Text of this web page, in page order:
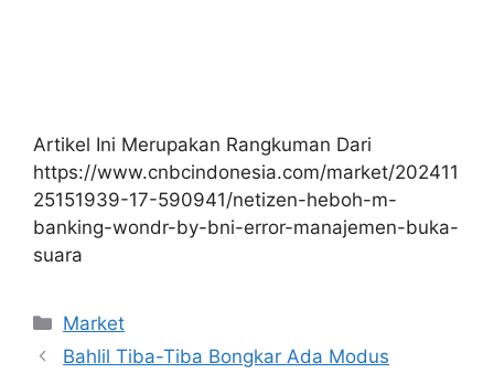
Artikel Ini Merupakan Rangkuman Dari
https://www.cnbcindonesia.com/market/202411
25151939-17-590941/netizen-heboh-m-
banking-wondr-by-bni-error-manajemen-buka-
suara
Kategori
Market
Bahlil Tiba-Tiba Bongkar Ada Modus